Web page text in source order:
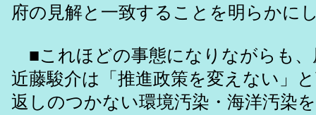
府の見解と一致することを明らかに
■これほどの事態になりながらも、
近藤駿介は「推進政策を変えない」
返しのつかない環境汚染・海洋汚染